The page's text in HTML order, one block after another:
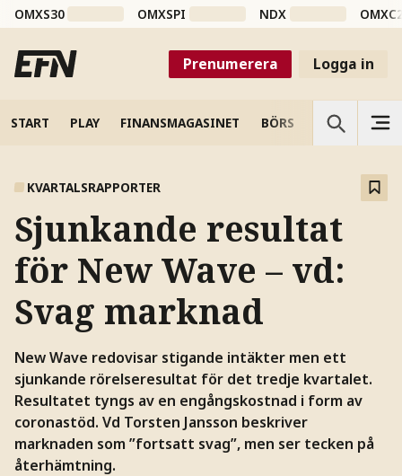
OMXS30 OMXSPI NDX
Prenumerera Logga in
START PLAY FINANSMAGASINET BÖRS VETENSKAP
KVARTALSRAPPORTER
Sjunkande resultat
för New Wave – vd:
Svag marknad
New Wave redovisar stigande intäkter men ett
sjunkande rörelseresultat för det tredje kvartalet.
Resultatet tyngs av en engångskostnad i form av
coronastöd. Vd Torsten Jansson beskriver
marknaden som ”fortsatt svag”, men ser tecken på
återhämtning.